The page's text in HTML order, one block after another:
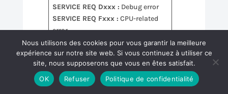
SERVICE REQ Dxxx : Debug error
SERVICE REQ Fxxx : CPU-related
error
EPSONSureColor :
SC-P10000 / SC-P20000
Nous utilisons des cookies pour vous garantir la meilleure
expérience sur notre site web. Si vous continuez à utiliser ce
site, nous supposerons que vous en êtes satisfait.
OK
Refuser Politique de confidentialité